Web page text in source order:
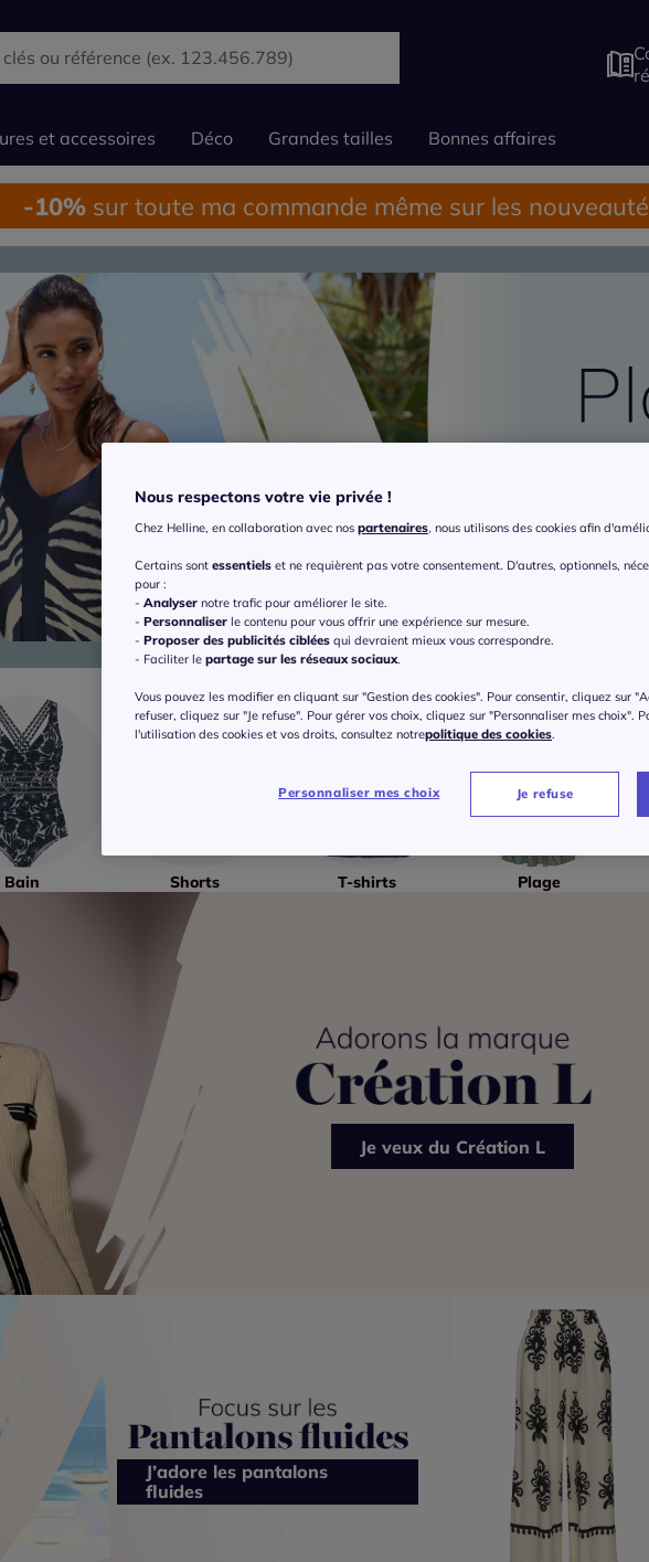
et accessoires Déco Grandes tailles Bonnes affaires
-10% sur toute ma commande même sur les
Bain Shorts T-shirts Plage
Je veux du Création L
J’adore les pantalons
fluides
Nous respectons votre vie privée !
Chez Helline, en collaboration avec nos partenaires, nous utilisons des cookies afin
Certains sont essentiels et ne requièrent pas votre consentement. D'autres, optionnels,
pour :
- Analyser notre trafic pour améliorer le site.
- Personnaliser le contenu pour vous offrir une expérience sur mesure.
- Proposer des publicités ciblées qui devraient mieux vous correspondre.
- Faciliter le partage sur les réseaux sociaux.
Vous pouvez les modifier en cliquant sur "Gestion des cookies". Pour consentir, cliquez sur
refuser, cliquez sur "Je refuse". Pour gérer vos choix, cliquez sur "Personnaliser mes choix".
l'utilisation des cookies et vos droits, consultez notrepolitique des cookies.
Personnaliser mes choix Je refuse